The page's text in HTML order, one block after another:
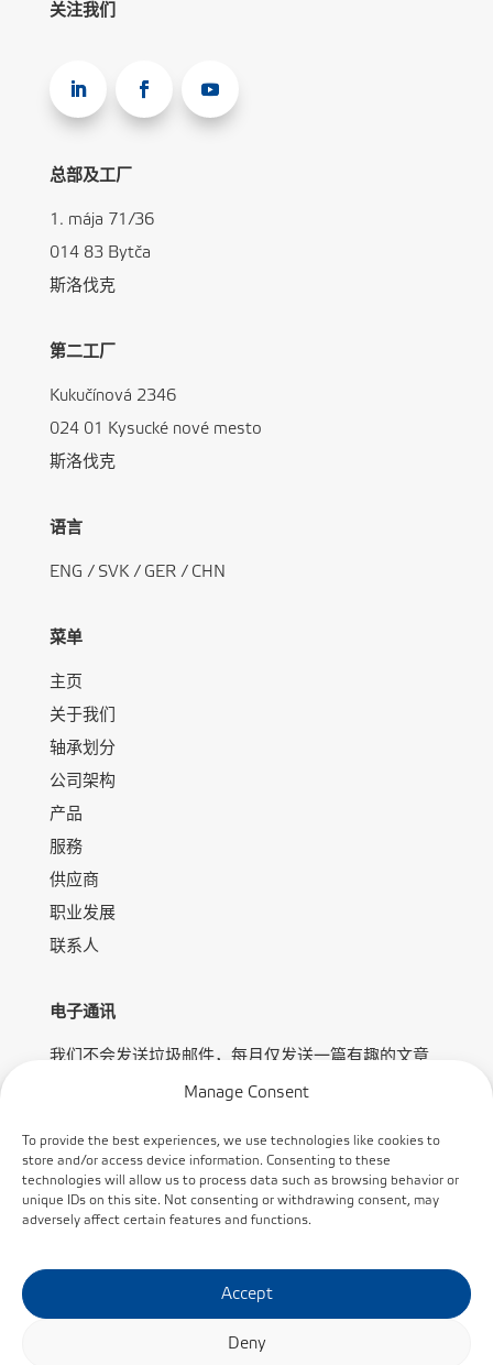
Manage Consent
To provide the best experiences, we use technologies like cookies to
store and/or access device information. Consenting to these
technologies will allow us to process data such as browsing behavior or
unique IDs on this site. Not consenting or withdrawing consent, may
adversely affect certain features and functions.
Accept
Deny
关注我们
总部及工厂
1. mája 71/36
014 83 Bytča
斯洛伐克
第二工厂
Kukučínová 2346
024 01 Kysucké nové mesto
斯洛伐克
语言
ENG / SVK/ GER/ CHN
菜单
主页
关于我们
轴承划分
公司架构
产品
服務
供应商
职业发展
联系人
电子通讯
我们不会发送垃圾邮件，每月仅发送一篇有趣的文章
订阅